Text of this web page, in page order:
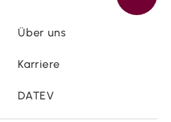
Über uns
Karriere
DATEV